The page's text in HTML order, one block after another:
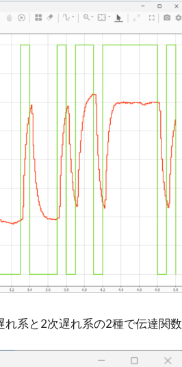
系と2次遅れ系の2種で伝達関数